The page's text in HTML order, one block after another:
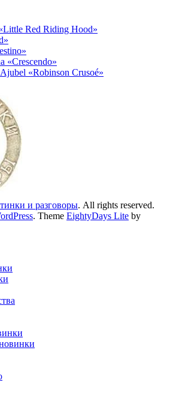
Red Riding Hood»
«Crescendo»
«Robinson Crusoé»
и разговоры. All rights reserved.
. Theme EightyDays Lite by